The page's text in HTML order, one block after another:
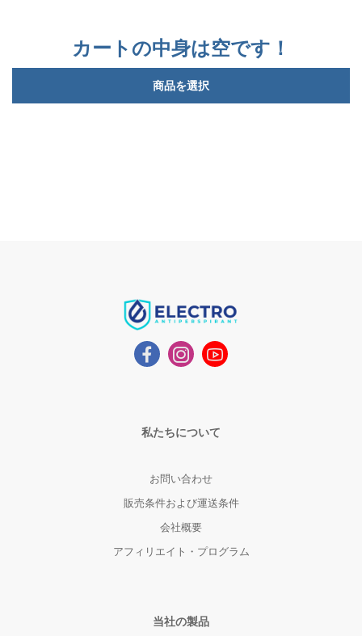
カートの中身は空です！
商品を選択
私たちについて
お問い合わせ
販売条件および運送条件
会社概要
アフィリエイト・プログラム
当社の製品